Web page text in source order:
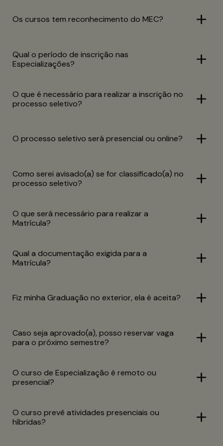
Os cursos tem reconhecimento do MEC?
Qual o período de inscrição nas
Especializações?
O que é necessário para realizar a inscrição no
processo seletivo?
O processo seletivo será presencial ou online?
Como serei avisado(a) se for classificado(a) no
processo seletivo?
O que será necessário para realizar a
Matrícula?
Qual a documentação exigida para a
Matrícula?
Fiz minha Graduação no exterior, ela é aceita?
Caso seja aprovado(a), posso reservar vaga
para o próximo semestre?
O curso de Especialização é remoto ou
presencial?
O curso prevê atividades presenciais ou
híbridas?